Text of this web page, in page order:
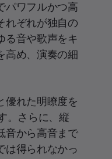
パワフルかつ高
れぞれが独自の
る音や歌声をキ
高め、演奏の細
優れた明瞭度を
。さらに、縦
音から高音まで
は得られなかっ